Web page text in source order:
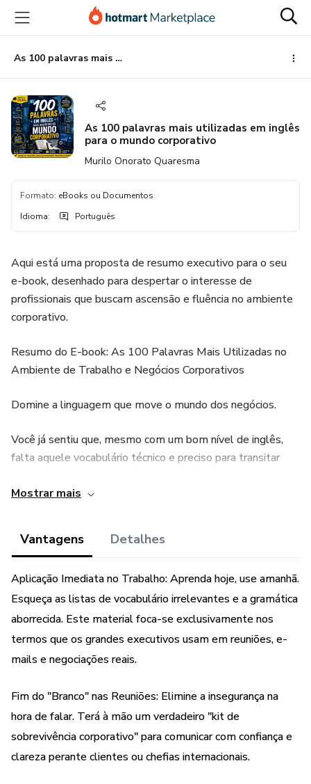
para
conteúdo
principal
para
pagamento
para
rodapé
As 100 palavras mais utilizadas em inglês para o mundo corporativo
As 100 palavras mais utilizadas em inglês
para o mundo corporativo
Murilo Onorato Quaresma
Formato: eBooks ou Documentos
Idioma: Português
Aqui está uma proposta de resumo executivo para o seu
e-book, desenhado para despertar o interesse de
profissionais que buscam ascensão e fluência no ambiente
corporativo.
Resumo do E-book: As 100 Palavras Mais Utilizadas no
Ambiente de Trabalho e Negócios Corporativos
Domine a linguagem que move o mundo dos negócios.
Você já sentiu que, mesmo com um bom nível de inglês,
falta aquele vocabulário técnico e preciso para transitar
corporativos? O e-book "As 100 Palavras Mais Utilizadas
desenhado especificamente para profissionais, líderes e
estudantes que buscam alavancar sua carreira através da
comunicação estratégica. Esqueça termos genéricos ou
infantis; aqui, focamos na essência da linguagem executiva.
Seleção Estratégica: Curadoria das 100 palavras e
expressões mais recorrentes em grandes corporações
internacionais, divididas por pilares fundamentais: Gestão e
Estratégia, Comunicação e Networking, Vendas e
Mostrar mais
Vantagens Detalhes
Aplicação Imediata no Trabalho: Aprenda hoje, use amanhã.
Esqueça as listas de vocabulário irrelevantes e a gramática
aborrecida. Este material foca-se exclusivamente nos
termos que os grandes executivos usam em reuniões, e-
mails e negociações reais.
Fim do "Branco" nas Reuniões: Elimine a insegurança na
hora de falar. Terá à mão um verdadeiro "kit de
sobrevivência corporativo" para comunicar com confiança e
clareza perante clientes ou chefias internacionais.